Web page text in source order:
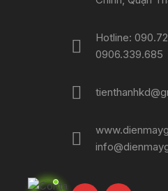
Hotline:
0906.339.685